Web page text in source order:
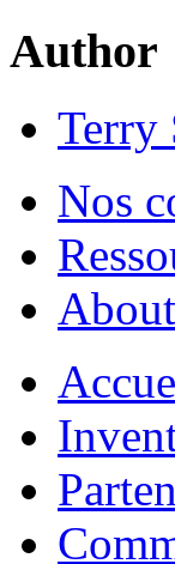
Author
Terry
Nos